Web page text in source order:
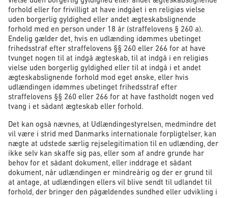
forhold eller for frivilligt at have indgået i en religiøs vielse
uden borgerlig gyldighed eller andet ægteskabslignende
forhold med en person under 18 år (straffelovens § 260 a).
Endelig gælder det, hvis en udlænding idømmes ubetinget
frihedsstraf efter straffelovens §§ 260 eller 266 for at have
tvunget nogen til at indgå ægteskab, til at indgå i en religiøs
vielse uden borgerlig gyldighed eller til at indgå i et andet
ægteskabslignende forhold mod eget ønske, eller hvis
udlændingen idømmes ubetinget frihedsstraf efter
straffelovens §§ 260 eller 266 for at have fastholdt nogen ved
tvang i et sådant ægteskab eller forhold.
Det kan også nævnes, at Udlændingestyrelsen, medmindre det
vil være i strid med Danmarks internationale forpligtelser, kan
nægte at udstede særlig rejselegitimation til en udlænding, der
ikke selv kan skaffe sig pas, eller som af andre grunde har
behov for et sådant dokument, eller inddrage et sådant
dokument, når udlændingen er mindreårig og der er grund til
at antage, at udlændingen ellers vil blive sendt til udlandet til
forhold, der bringer den pågældendes sundhed eller udvikling i